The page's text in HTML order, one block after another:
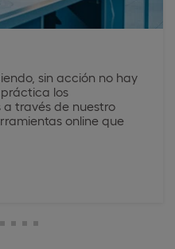
sin acción no hay
los
través de nuestro
online que